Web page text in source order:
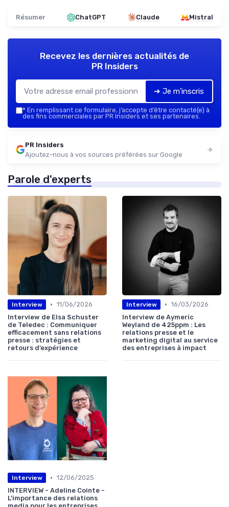
Résumer ChatGPT Claude Mistral
Recevez les dernières actualités de
PR Insiders
➔ Je m'inscris
* En remplissant ce formulaire, j’accepte d’être contacté(e) à
des fins commerciales par PR Insiders et ses partenaires.
PR Insiders
Ajoutez-nous à vos sources préférées sur Google
Parole d'experts
Interview • 11/06/2026
Interview de Elsa Schuster
de Teledec : Communiquer
efficacement sans relations
presse : stratégies et
retours d’expérience
Interview • 16/03/2026
Interview de Aymeric
Weyland de 425ppm : Les
relations presse et le
marketing digital au service
des entreprises à impact
Interview • 12/06/2025
INTERVIEW - Adeline Cointe -
L’importance des relations